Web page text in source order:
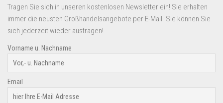
Tragen Sie sich in unseren kostenlosen Newsletter ein! Sie erhalten
immer die neusten Großhandelsangebote per E-Mail. Sie können Sie
sich jederzeit wieder austragen!
Vorname u. Nachname
Email